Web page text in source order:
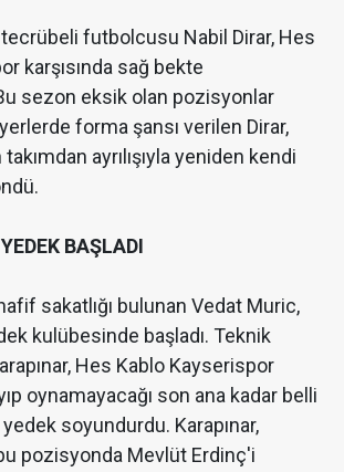
futbolcusu Nabil Dirar, Hes
karşısında sağ bekte
sezon eksik olan pozisyonlar
forma şansı verilen Dirar,
ayrılışıyla yeniden kendi
BAŞLADI
sakatlığı bulunan Vedat Muric,
kulübesinde başladı. Teknik
Hes Kablo Kayserispor
oynamayacağı son ana kadar belli
soyundurdu. Karapınar,
pozisyonda Mevlüt Erdinç'i